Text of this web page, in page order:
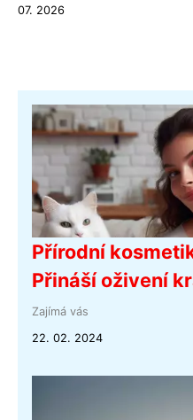
07. 2026
Přírodní
Přináší oživení
Zajímá vás
22. 02. 2024